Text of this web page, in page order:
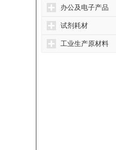
办公及电子产品
试剂耗材
工业生产原材料